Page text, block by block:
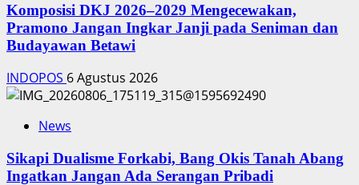
Komposisi DKJ 2026–2029 Mengecewakan,
Pramono Jangan Ingkar Janji pada Seniman dan
Budayawan Betawi
INDOPOS 6 Agustus 2026
News
Sikapi Dualisme Forkabi, Bang Okis Tanah Abang
Ingatkan Jangan Ada Serangan Pribadi